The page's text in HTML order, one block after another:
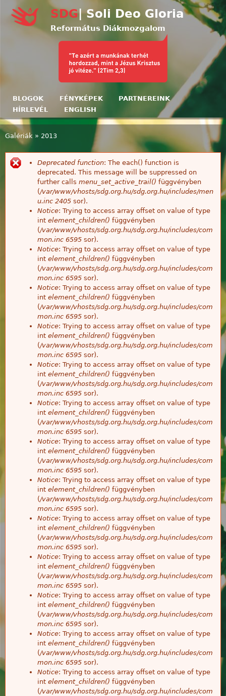
SDG| Soli Deo Gloria
Református Diákmozgalom
BLOGOK FÉNYKÉPEK
PARTNEREINK
HÍRLEVÉL
ENGLISH
Jelenlegi hely
Galériák » 2013
Hibaüzenet
Deprecated function: The each() function is
deprecated. This message will be suppressed on
further calls menu_set_active_trail() függvényben
(/var/www/vhosts/sdg.org.hu/sdg.org.hu/includes/men
u.inc 2405 sor).
Notice: Trying to access array offset on value of type
int element_children() függvényben
(/var/www/vhosts/sdg.org.hu/sdg.org.hu/includes/com
mon.inc 6595 sor).
Notice: Trying to access array offset on value of type
int element_children() függvényben
(/var/www/vhosts/sdg.org.hu/sdg.org.hu/includes/com
mon.inc 6595 sor).
Notice: Trying to access array offset on value of type
int element_children() függvényben
(/var/www/vhosts/sdg.org.hu/sdg.org.hu/includes/com
mon.inc 6595 sor).
Notice: Trying to access array offset on value of type
int element_children() függvényben
(/var/www/vhosts/sdg.org.hu/sdg.org.hu/includes/com
mon.inc 6595 sor).
Notice: Trying to access array offset on value of type
int element_children() függvényben
(/var/www/vhosts/sdg.org.hu/sdg.org.hu/includes/com
mon.inc 6595 sor).
Notice: Trying to access array offset on value of type
int element_children() függvényben
(/var/www/vhosts/sdg.org.hu/sdg.org.hu/includes/com
mon.inc 6595 sor).
Notice: Trying to access array offset on value of type
int element_children() függvényben
(/var/www/vhosts/sdg.org.hu/sdg.org.hu/includes/com
mon.inc 6595 sor).
Notice: Trying to access array offset on value of type
int element_children() függvényben
(/var/www/vhosts/sdg.org.hu/sdg.org.hu/includes/com
mon.inc 6595 sor).
Notice: Trying to access array offset on value of type
int element_children() függvényben
(/var/www/vhosts/sdg.org.hu/sdg.org.hu/includes/com
mon.inc 6595 sor).
Notice: Trying to access array offset on value of type
int element_children() függvényben
(/var/www/vhosts/sdg.org.hu/sdg.org.hu/includes/com
mon.inc 6595 sor).
Notice: Trying to access array offset on value of type
int element_children() függvényben
(/var/www/vhosts/sdg.org.hu/sdg.org.hu/includes/com
mon.inc 6595 sor).
Notice: Trying to access array offset on value of type
int element_children() függvényben
(/var/www/vhosts/sdg.org.hu/sdg.org.hu/includes/com
mon.inc 6595 sor).
Notice: Trying to access array offset on value of type
int element_children() függvényben
(/var/www/vhosts/sdg.org.hu/sdg.org.hu/includes/com